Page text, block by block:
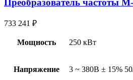
Преобразователь частоты
733 241 ₽
Мощность 250 кВт
Напряжение 3 ~ 380В ± 15%